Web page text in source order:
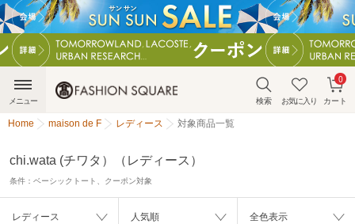
検索 お気に入り カート
0
メニュー
Home maison de F レディース 対象商品一覧
chi.wata (チワタ）（レディース）
条件： ベーシックトート、クーポン対象
レディース 人気順 全色表示